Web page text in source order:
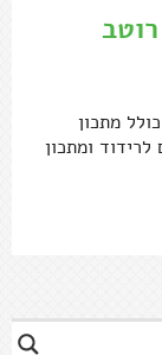
מתכון
ומתכון